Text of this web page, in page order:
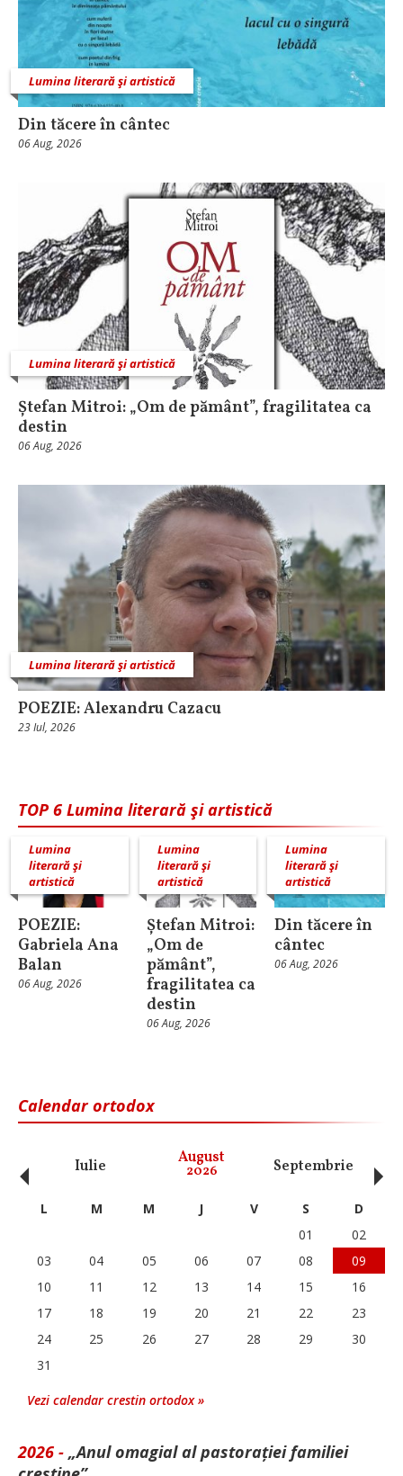
Lumina literară şi artistică
Din tăcere în cântec
06 Aug, 2026
Lumina literară şi artistică
Ștefan Mitroi: „Om de pământ”, fragilitatea ca
destin
06 Aug, 2026
Lumina literară şi artistică
POEZIE: Alexandru Cazacu
23 Iul, 2026
TOP 6 Lumina literară şi artistică
Lumina
literară şi
artistică
POEZIE:
Gabriela Ana
Balan
06 Aug, 2026
Lumina
literară şi
artistică
Ștefan Mitroi:
„Om de
pământ”,
fragilitatea ca
destin
06 Aug, 2026
Lumina
literară şi
artistică
Din tăcere în
cântec
06 Aug, 2026
Calendar ortodox
Iulie August
2026 Septembrie
‹ L M M J V S
D
01
02
03
04 05 06 07 08
09
10
11 12 13 14 15
16
17
18 19 20 21 22
23
24
25 26 27 28 29
30
31
Vezi calendar crestin ortodox »
2026 - „Anul omagial al pastorației familiei